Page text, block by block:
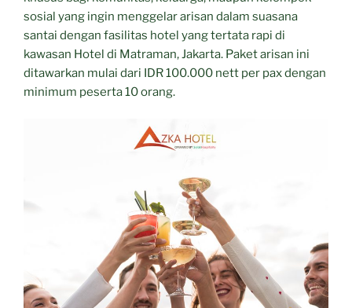
sosial yang ingin menggelar arisan dalam suasana
santai dengan fasilitas hotel yang tertata rapi di
kawasan Hotel di Matraman, Jakarta. Paket arisan ini
ditawarkan mulai dari IDR 100.000 nett per pax dengan
minimum peserta 10 orang.